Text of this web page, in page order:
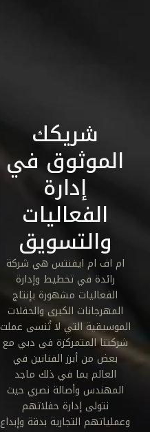
شريكك
الموثوق في
إدارة
الفعاليات
والتسويق
ام اف ام ايفنتس هي شركة
رائدة في تخطيط وإدارة
الفعاليات مشهورة بإنتاج
المهرجانات الكبرى والحفلات
الموسيقية التي لا تُنسى عملت
شركتنا المتمركزة في دبي مع
بعض من أبرز الفنانين في
العالم بما في ذلك ماجد
المهندس وأصالة نصري حيث
نتولى إدارة حفلاتهم
وعملياتهم التجارية بدقة وإبداع